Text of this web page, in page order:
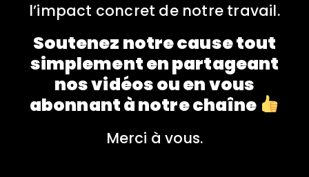
l’impact concret de notre travail.
Soutenez notre cause tout
simplement en partageant
nos vidéos ou en vous
abonnant à notre chaîne
Merci à vous.